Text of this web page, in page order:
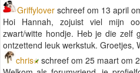
Griffylover schreef om 13 april
Hoi Hannah, zojuist viel mijn
zwart/witte hondje. Heb je die zelf
ontzettend leuk werkstuk. Groetjes,
chris
schreef om 25 maart om